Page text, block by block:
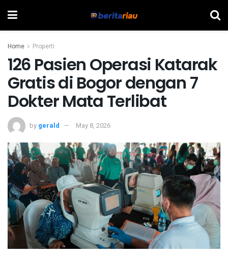
Home Properti
126 Pasien Operasi Katarak
Gratis di Bogor dengan 7
Dokter Mata Terlibat
by gerald May 8, 2026